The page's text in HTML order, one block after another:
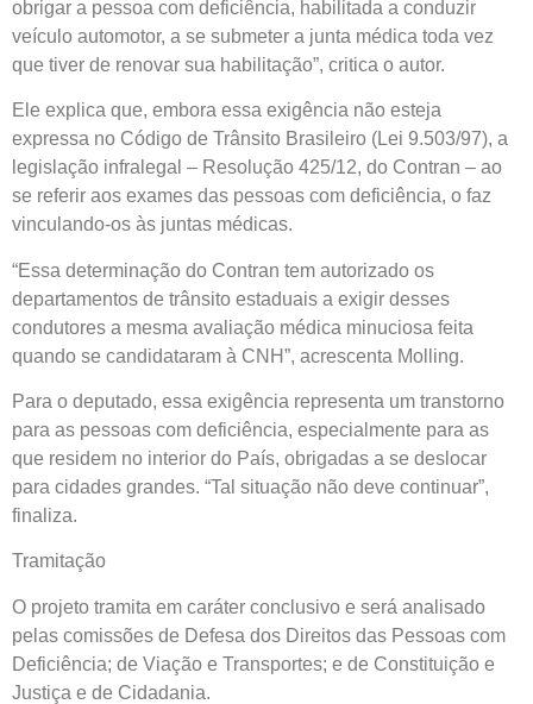
obrigar a pessoa com deficiência, habilitada a conduzir
veículo automotor, a se submeter a junta médica toda vez
que tiver de renovar sua habilitação”, critica o autor.
Ele explica que, embora essa exigência não esteja
expressa no Código de Trânsito Brasileiro (Lei 9.503/97), a
legislação infralegal – Resolução 425/12, do Contran – ao
se referir aos exames das pessoas com deficiência, o faz
vinculando-os às juntas médicas.
“Essa determinação do Contran tem autorizado os
departamentos de trânsito estaduais a exigir desses
condutores a mesma avaliação médica minuciosa feita
quando se candidataram à CNH”, acrescenta Molling.
Para o deputado, essa exigência representa um transtorno
para as pessoas com deficiência, especialmente para as
que residem no interior do País, obrigadas a se deslocar
para cidades grandes. “Tal situação não deve continuar”,
finaliza.
Tramitação
O projeto tramita em caráter conclusivo e será analisado
pelas comissões de Defesa dos Direitos das Pessoas com
Deficiência; de Viação e Transportes; e de Constituição e
Justiça e de Cidadania.